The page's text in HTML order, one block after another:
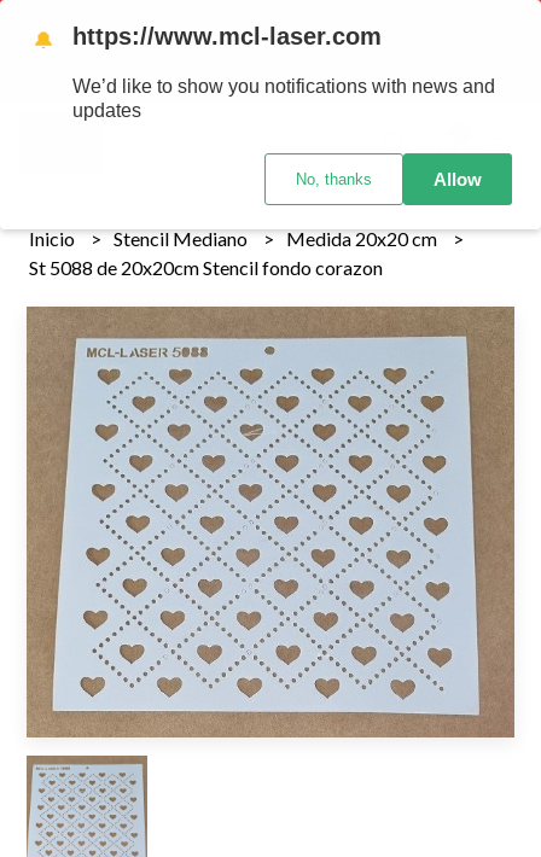
Tenemos envios a todo el pais!........ Los envios Por MENOR se
realizan 48 hs habiles porteriores al pago , los pedidos por
MAYOR se envian 7 dias posteriores al pago del pedido
Inicio Stencil Mediano
Medida 20x20 cm
St 5088 de 20x20cm Stencil fondo corazon
🔔 https://www.mcl-laser.com
We’d like to show you notifications with news and
updates
No, thanks Allow